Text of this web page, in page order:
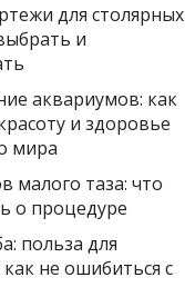
для столярных
и
аквариумов: как
и здоровье
мира
малого таза: что
о процедуре
польза для
не ошибиться с